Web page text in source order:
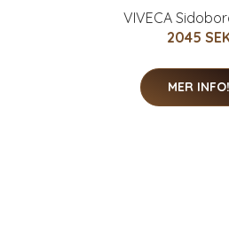
VIVECA
2045
MER INFO!